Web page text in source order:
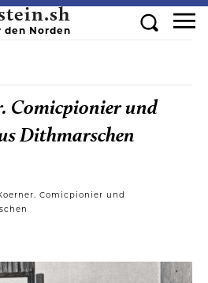
den Norden
Comicpionier und
Dithmarschen
Comicpionier und